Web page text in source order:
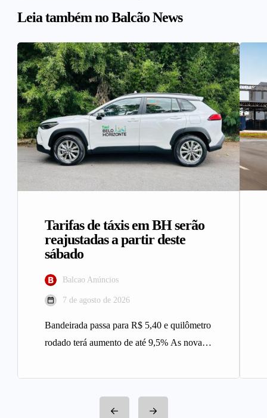
Leia também no Balcão News
Tarifas de táxis em BH serão
reajustadas a partir deste
sábado
Balcao Anúncios
7 de agosto de 2026
Bandeirada passa para R$ 5,40 e quilômetro
rodado terá aumento de até 9,5% As novas